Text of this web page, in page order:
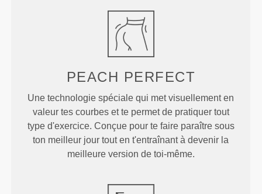
PEACH PERFECT
Une technologie spéciale qui met visuellement en
valeur tes courbes et te permet de pratiquer tout
type d'exercice. Conçue pour te faire paraître sous
ton meilleur jour tout en t'entraînant à devenir la
meilleure version de toi-même.